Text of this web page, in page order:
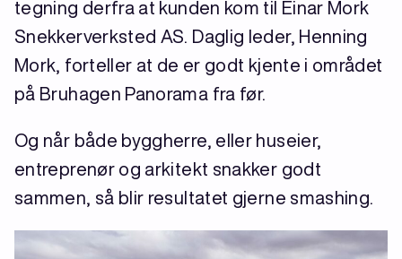
tegning derfra at kunden kom til Einar Mork
Snekkerverksted AS. Daglig leder, Henning
Mork, forteller at de er godt kjente i området
på Bruhagen Panorama fra før.
Og når både byggherre, eller huseier,
entreprenør og arkitekt snakker godt
sammen, så blir resultatet gjerne smashing.